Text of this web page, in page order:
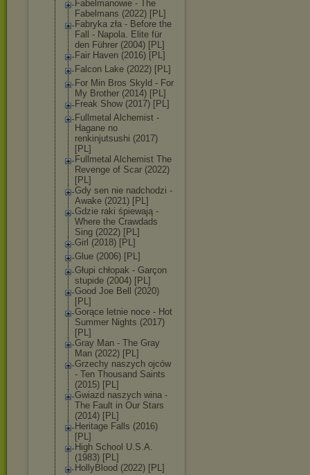
Fabelmanowie - The
Fabelmans (2022) [PL]
Fabryka zła - Before the
Fall - Napola. Elite für
den Führer (2004) [PL]
Fair Haven (2016) [PL]
Falcon Lake (2022) [PL]
For Min Bros Skyld - For
My Brother (2014) [PL]
Freak Show (2017) [PL]
Fullmetal Alchemist -
Hagane no
renkinjutsushi (2017)
[PL]
Fullmetal Alchemist The
Revenge of Scar (2022)
[PL]
Gdy sen nie nadchodzi -
Awake (2021) [PL]
Gdzie raki śpiewają -
Where the Crawdads
Sing (2022) [PL]
Girl (2018) [PL]
Glue (2006) [PL]
Głupi chłopak - Garçon
stupide (2004) [PL]
Good Joe Bell (2020)
[PL]
Gorące letnie noce - Hot
Summer Nights (2017)
[PL]
Gray Man - The Gray
Man (2022) [PL]
Grzechy naszych ojców
- Ten Thousand Saints
(2015) [PL]
Gwiazd naszych wina -
The Fault in Our Stars
(2014) [PL]
Heritage Falls (2016)
[PL]
High School U.S.A.
(1983) [PL]
HollyBlood (2022) [PL]